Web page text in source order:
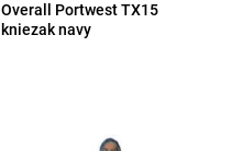
Overall Portwest TX15
kniezak navy